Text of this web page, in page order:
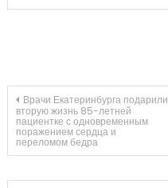
Навигация
по
записям
Врачи Екатеринбурга подарили
вторую жизнь 85-летней
пациентке с одновременным
поражением сердца и
переломом бедра